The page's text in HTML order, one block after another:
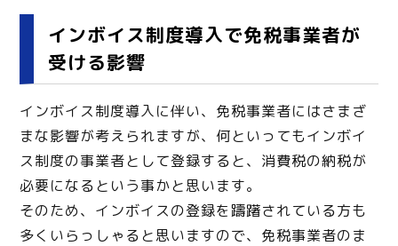
インボイス制度導入で免税事業者が
受ける影響
インボイス制度導入に伴い、免税事業者にはさまざ
まな影響が考えられますが、何といってもインボイ
ス制度の事業者として登録すると、消費税の納税が
必要になるという事かと思います。
そのため、インボイスの登録を躊躇されている方も
多くいらっしゃると思いますので、免税事業者のま